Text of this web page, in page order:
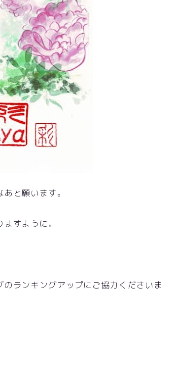
と願います。
すように。
ランキングアップにご協力くださいま